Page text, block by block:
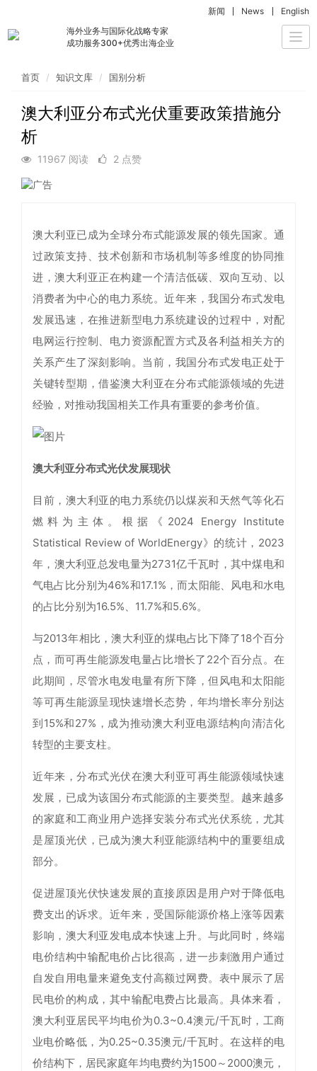
海外业务与国际化战略专家
成功服务300+优秀出海企业
新闻 News English
首页 知识文库 国别分析
澳大利亚分布式光伏重要政策措施分
析
11967 阅读 2 点赞
澳大利亚已成为全球分布式能源发展的领先国家。通
过政策支持、技术创新和市场机制等多维度的协同推
进，澳大利亚正在构建一个清洁低碳、双向互动、以
消费者为中心的电力系统。近年来，我国分布式发电
发展迅速，在推进新型电力系统建设的过程中，对配
电网运行控制、电力资源配置方式及各利益相关方的
关系产生了深刻影响。当前，我国分布式发电正处于
关键转型期，借鉴澳大利亚在分布式能源领域的先进
经验，对推动我国相关工作具有重要的参考价值。
澳大利亚分布式光伏发展现状
目前，澳大利亚的电力系统仍以煤炭和天然气等化石
燃料为主体。根据《2024 Energy Institute
Statistical Review of WorldEnergy》的统计，2023
年，澳大利亚总发电量为2731亿千瓦时，其中煤电和
气电占比分别为46%和17.1%，而太阳能、风电和水电
的占比分别为16.5%、11.7%和5.6%。
与2013年相比，澳大利亚的煤电占比下降了18个百分
点，而可再生能源发电量占比增长了22个百分点。在
此期间，尽管水电发电量有所下降，但风电和太阳能
等可再生能源呈现快速增长态势，年均增长率分别达
到15%和27%，成为推动澳大利亚电源结构向清洁化
转型的主要支柱。
近年来，分布式光伏在澳大利亚可再生能源领域快速
发展，已成为该国分布式能源的主要类型。越来越多
的家庭和工商业用户选择安装分布式光伏系统，尤其
是屋顶光伏，已成为澳大利亚能源结构中的重要组成
部分。
促进屋顶光伏快速发展的直接原因是用户对于降低电
费支出的诉求。近年来，受国际能源价格上涨等因素
影响，澳大利亚发电成本快速上升。与此同时，终端
电价结构中输配电价占比很高，进一步刺激用户通过
自发自用电量来避免支付高额过网费。表中展示了居
民电价的构成，其中输配电费占比最高。具体来看，
澳大利亚居民平均电价为0.3~0.4澳元/千瓦时，工商
业电价略低，为0.25~0.35澳元/千瓦时。在这样的电
价结构下，居民家庭年均电费约为1500～2000澳元，